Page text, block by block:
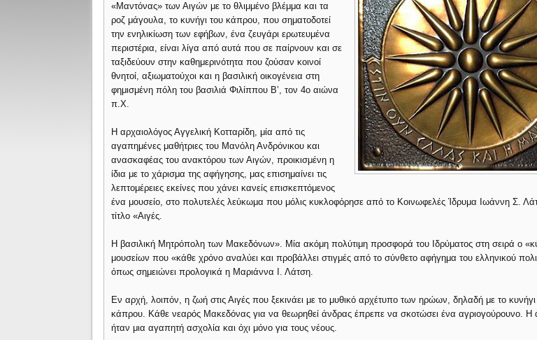
«Μαντόνας» των Αιγών με το θλιμμένο βλέμμα και τα
ροζ μάγουλα, το κυνήγι του κάπρου, που σηματοδοτεί
την ενηλικίωση των εφήβων, ένα ζευγάρι ερωτευμένα
περιστέρια, είναι λίγα από αυτά που σε παίρνουν και σε
ταξιδεύουν στην καθημερινότητα που ζούσαν κοινοί
θνητοί, αξιωματούχοι και η βασιλική οικογένεια στη
φημισμένη πόλη του βασιλιά Φιλίππου Β’, τον 4ο αιώνα
π.Χ.
Η αρχαιολόγος Αγγελική Κοτταρίδη, μία από τις
αγαπημένες μαθήτριες του Μανόλη Ανδρόνικου και
ανασκαφέας του ανακτόρου των Αιγών, προικισμένη η
ίδια με το χάρισμα της αφήγησης, μας επισημαίνει τις
λεπτομέρειες εκείνες που χάνει κανείς επισκεπτόμενος
ένα μουσείο, στο πολυτελές λεύκωμα που μόλις κυκλοφόρησε από το Κοινωφελές Ίδρυμα Ιωάννη Σ.
τίτλο «Αιγές.
Η βασιλική Μητρόπολη των Μακεδόνων». Μία ακόμη πολύτιμη προσφορά του Ιδρύματος στη σειρά ο
μουσείων που «κάθε χρόνο αναλύει και προβάλλει στιγμές από το σύνθετο αφήγημα του ελληνικού
όπως σημειώνει προλογικά η Μαριάννα Ι. Λάτση.
Εν αρχή, λοιπόν, η ζωή στις Αιγές που ξεκινάει με το μυθικό αρχέτυπο των ηρώων, δηλαδή με το κυνήγι
κάπρου. Κάθε νεαρός Μακεδόνας για να θεωρηθεί άνδρας έπρεπε να σκοτώσει ένα αγριογούρουνο. Η
ήταν μια αγαπητή ασχολία και όχι μόνο για τους νέους.